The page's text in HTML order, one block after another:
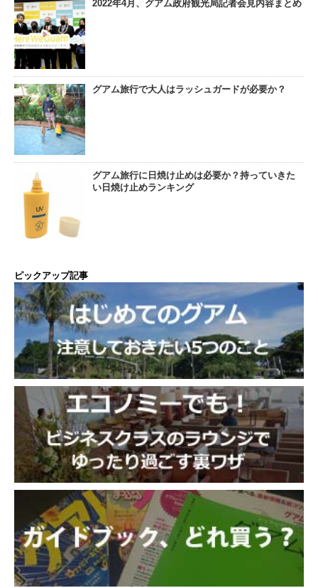
2022年4月、グアム政府観光局記者会見内容まとめ
グアム旅行で大人はラッシュガードが必要か？
グアム旅行に日焼け止めは必要か？持っていきた
い日焼け止めランキング
ピックアップ記事